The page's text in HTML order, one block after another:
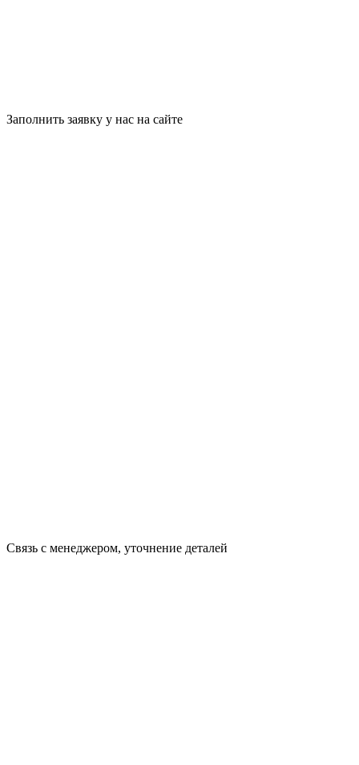
Заполнить заявку у нас на сайте
Связь с менеджером, уточнение деталей